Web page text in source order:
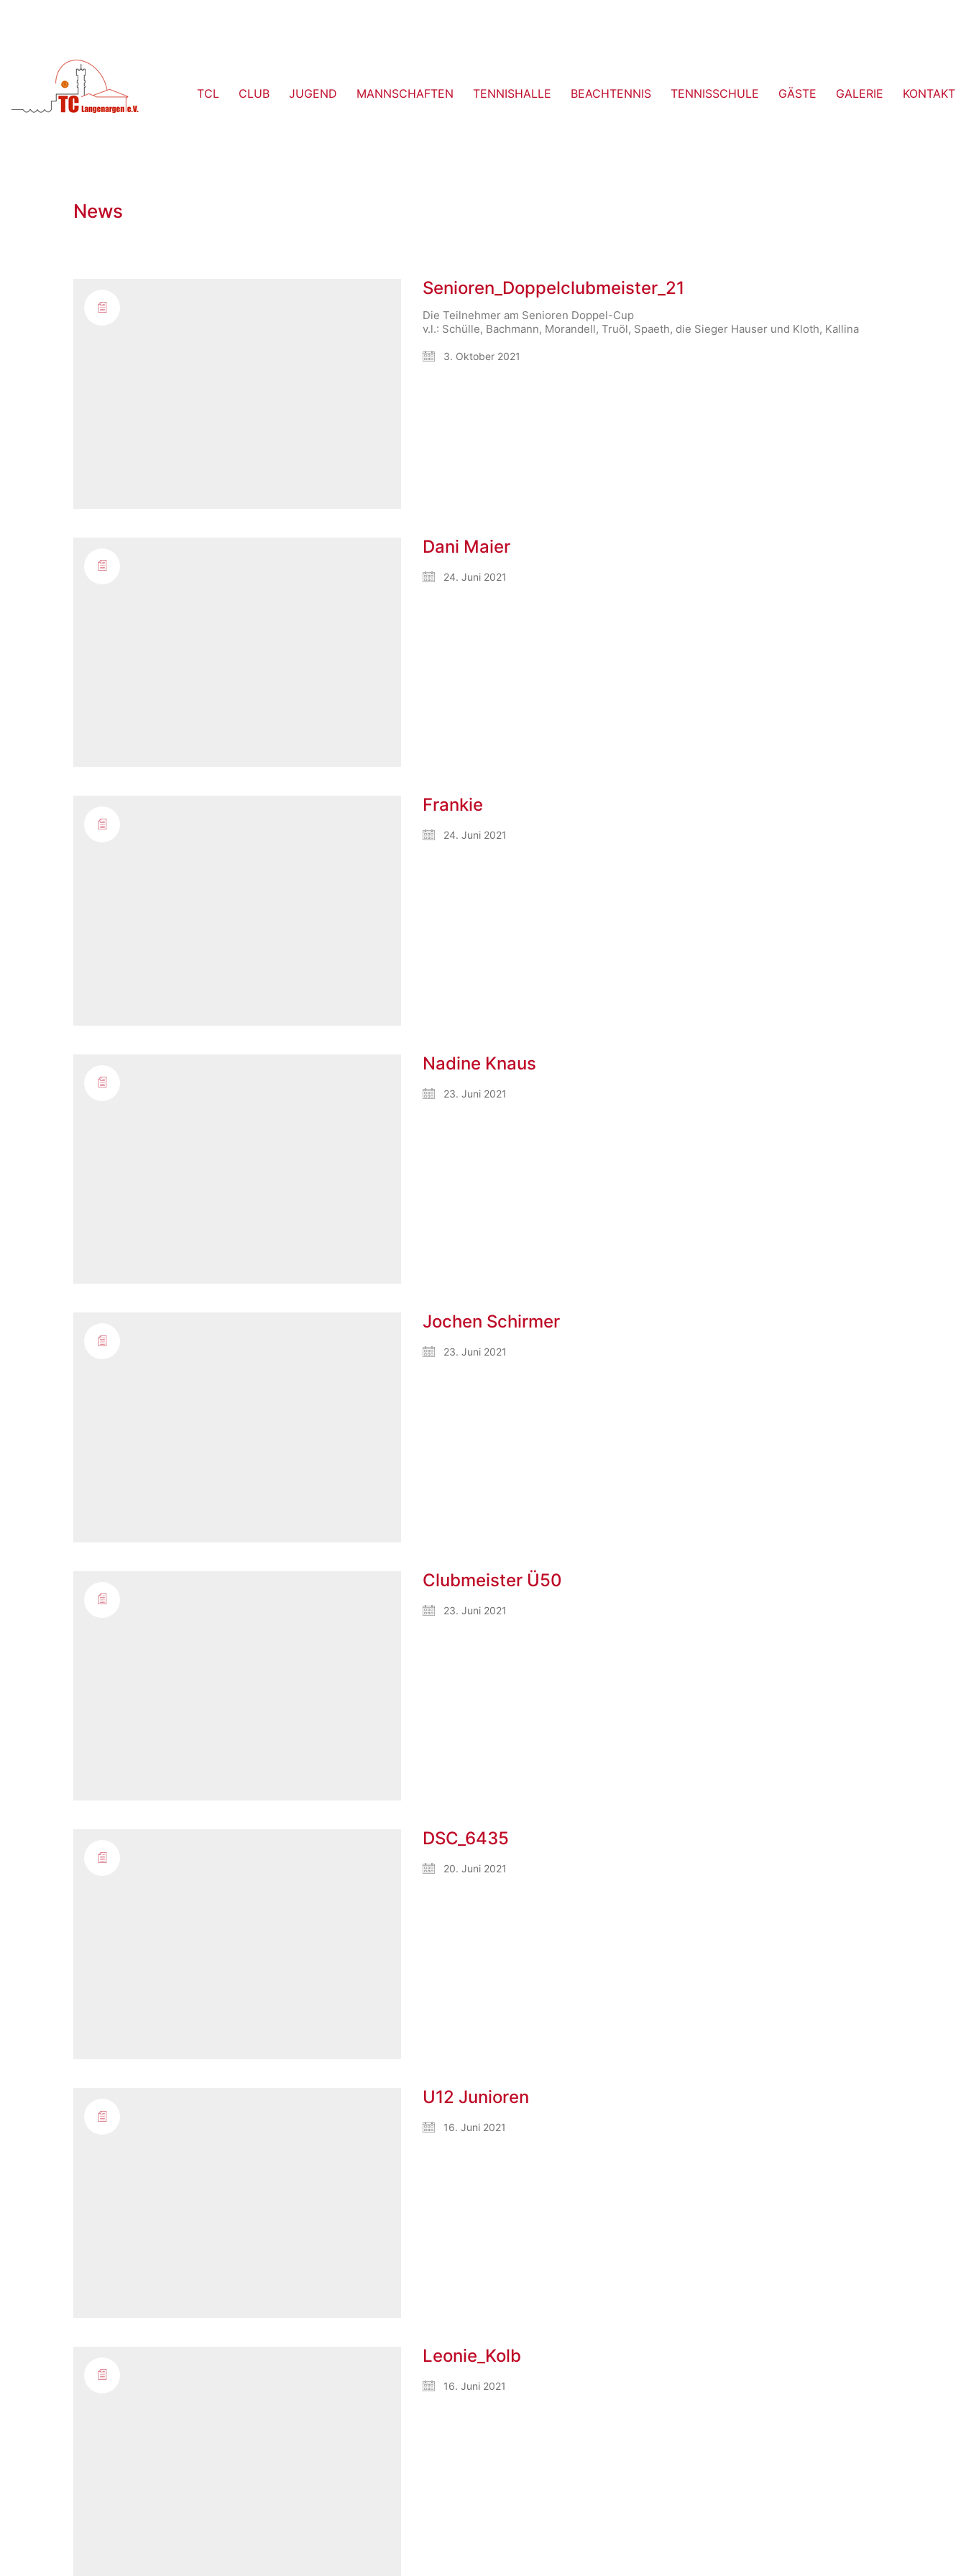
TCL CLUB JUGEND MANNSCHAFTEN TENNISHALLE BEACHTENNIS TENNISSCHULE GÄSTE GALERIE KONTAKT
News
Senioren_Doppelclubmeister_21
Die Teilnehmer am Senioren Doppel-Cup
v.l.: Schülle, Bachmann, Morandell, Truöl, Spaeth, die Sieger Hauser und Kloth, Kallina
3. Oktober 2021
Dani Maier
24. Juni 2021
Frankie
24. Juni 2021
Nadine Knaus
23. Juni 2021
Jochen Schirmer
23. Juni 2021
Clubmeister Ü50
23. Juni 2021
DSC_6435
20. Juni 2021
U12 Junioren
16. Juni 2021
Leonie_Kolb
16. Juni 2021